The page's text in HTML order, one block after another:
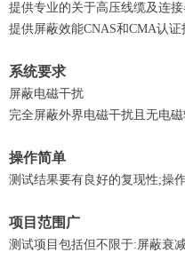
提供专业的关于高压线缆及连接
提供屏蔽效能CNAS和CMA认证
系统要求
屏蔽电磁干扰
完全屏蔽外界电磁干扰且无电
操作简单
测试结果要有良好的复现性;操
项目范围广
测试项目包括但不限于:屏蔽衰